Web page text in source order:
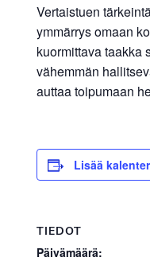
Vertaistuen
ymmärrys omaan
kuormittava taakka
vähemmän
auttaa toipumaan
Lisää
TIEDOT
Päivämäärä: